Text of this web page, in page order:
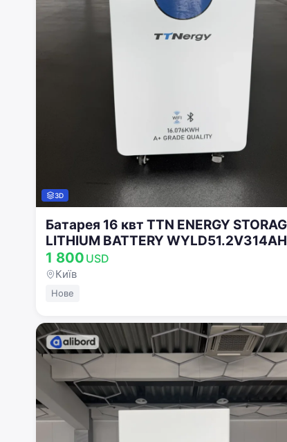
3D
Батарея 16 квт TTN ENERGY STORAGE
LITHIUM BATTERY WYLD51.2V314AH
1 800 USD
Київ
Нове